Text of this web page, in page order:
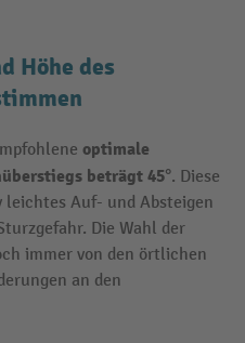
Höhe des
optimale
beträgt 45°. Diese
Auf- und Absteigen
Die Wahl der
immer von den örtlichen
an den